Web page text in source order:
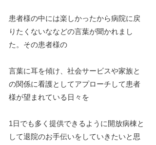
患者様の中には楽しかったから病院に戻
りたくないななどの言葉が聞かれまし
た。その患者様の
言葉に耳を傾け、社会サービスや家族と
の関係に看護としてアプローチして患者
様が望まれている日々を
1日でも多く提供できるように開放病棟と
して退院のお手伝いをしていきたいと思